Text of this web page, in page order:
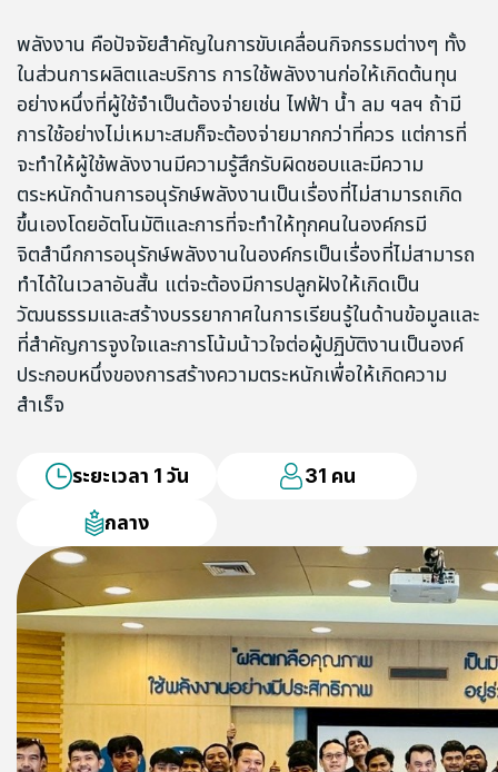
พลังงาน คือปัจจัยสำคัญในการขับเคลื่อนกิจกรรมต่างๆ ทั้ง
ในส่วนการผลิตและบริการ การใช้พลังงานก่อให้เกิดต้นทุน
อย่างหนึ่งที่ผู้ใช้จำเป็นต้องจ่ายเช่น ไฟฟ้า น้ำ ลม ฯลฯ ถ้ามี
การใช้อย่างไม่เหมาะสมก็จะต้องจ่ายมากกว่าที่ควร แต่การที่
จะทำให้ผู้ใช้พลังงานมีความรู้สึกรับผิดชอบและมีความ
ตระหนักด้านการอนุรักษ์พลังงานเป็นเรื่องที่ไม่สามารถเกิด
ขึ้นเองโดยอัตโนมัติและการที่จะทำให้ทุกคนในองค์กรมี
จิตสำนึกการอนุรักษ์พลังงานในองค์กรเป็นเรื่องที่ไม่สามารถ
ทำได้ในเวลาอันสั้น แต่จะต้องมีการปลูกฝังให้เกิดเป็น
วัฒนธรรมและสร้างบรรยากาศในการเรียนรู้ในด้านข้อมูลและ
ที่สำคัญการจูงใจและการโน้มน้าวใจต่อผู้ปฏิบัติงานเป็นองค์
ประกอบหนึ่งของการสร้างความตระหนักเพื่อให้เกิดความ
สำเร็จ
ระยะเวลา 1 วัน
31 คน
กลาง